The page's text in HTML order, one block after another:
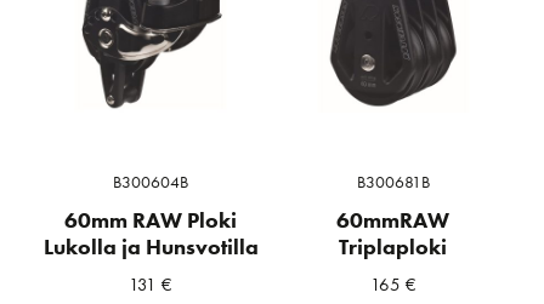
B300604B
60mm RAW Ploki
Lukolla ja Hunsvotilla
131€
B300681B
60mmRAW
Triplaploki
165 €